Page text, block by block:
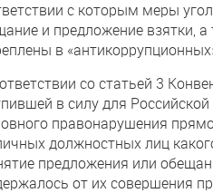
с которым меры
и предложение взятки,
в
со статьей 3
в силу для
правонарушения
должностных лиц
предложения или
от их совершения